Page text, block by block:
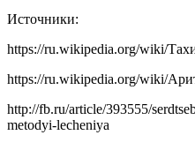
Источники:
https://ru.wikipedia.org/wiki/
https://ru.wikipedia.org/wiki/
http://fb.ru/article/393555/
metodyi-lecheniya